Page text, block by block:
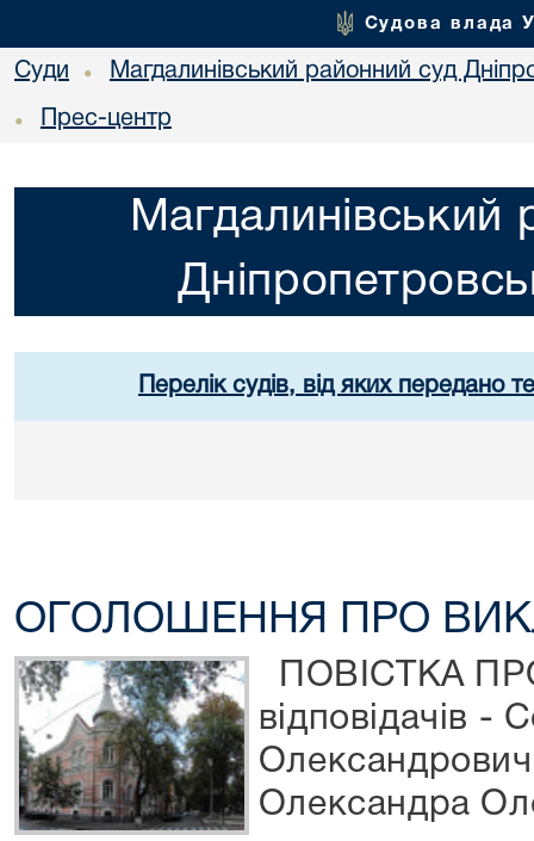
Судова влада
Суди • Магдалинівський районний суд
• Прес-центр
Магдалинівський
Перелік судів, від яких передано
ОГОЛОШЕННЯ ПРО
ПОВІСТКА
відповідачів -
Олександра